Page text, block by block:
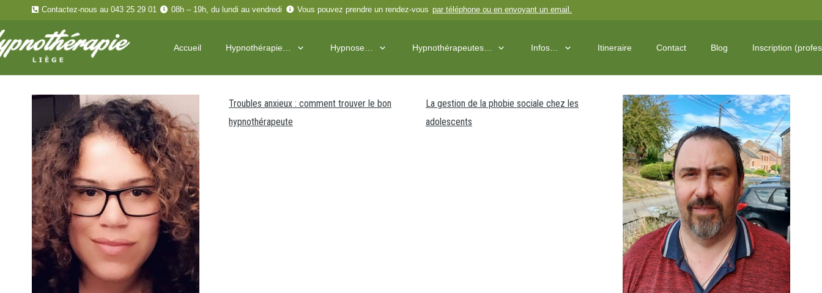
Contactez-nous au 043 25 29 01 08h – 19h, du lundi au vendredi Vous pouvez prendre un rendez-vous par téléphone ou enenvoyant un email
Accueil Hypnothérapie… Hypnose… Hypnothérapeutes… Infos… Itineraire Contact Blog Inscription
Troubles anxieux : comment trouver le bon
hypnothérapeute
La gestion de la phobie sociale chez les
adolescents